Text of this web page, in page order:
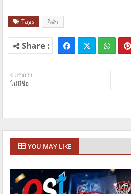
Tags กีฬา
เก่ากว่า
ไม่มีชื่อ
YOU MAY LIKE